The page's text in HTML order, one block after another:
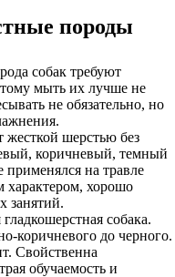
породы
собак требуют
мыть их лучше не
не обязательно, но
жесткой шерстью без
коричневый, темный
на травле
характером, хорошо
занятий.
собака.
коричневого до черного.
Свойственна
обучаемость и